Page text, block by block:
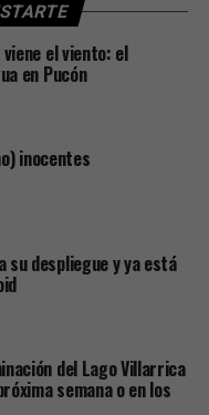
viene el viento: el
en Pucón
inocentes
su despliegue y ya está
del Lago Villarrica
semana o en los